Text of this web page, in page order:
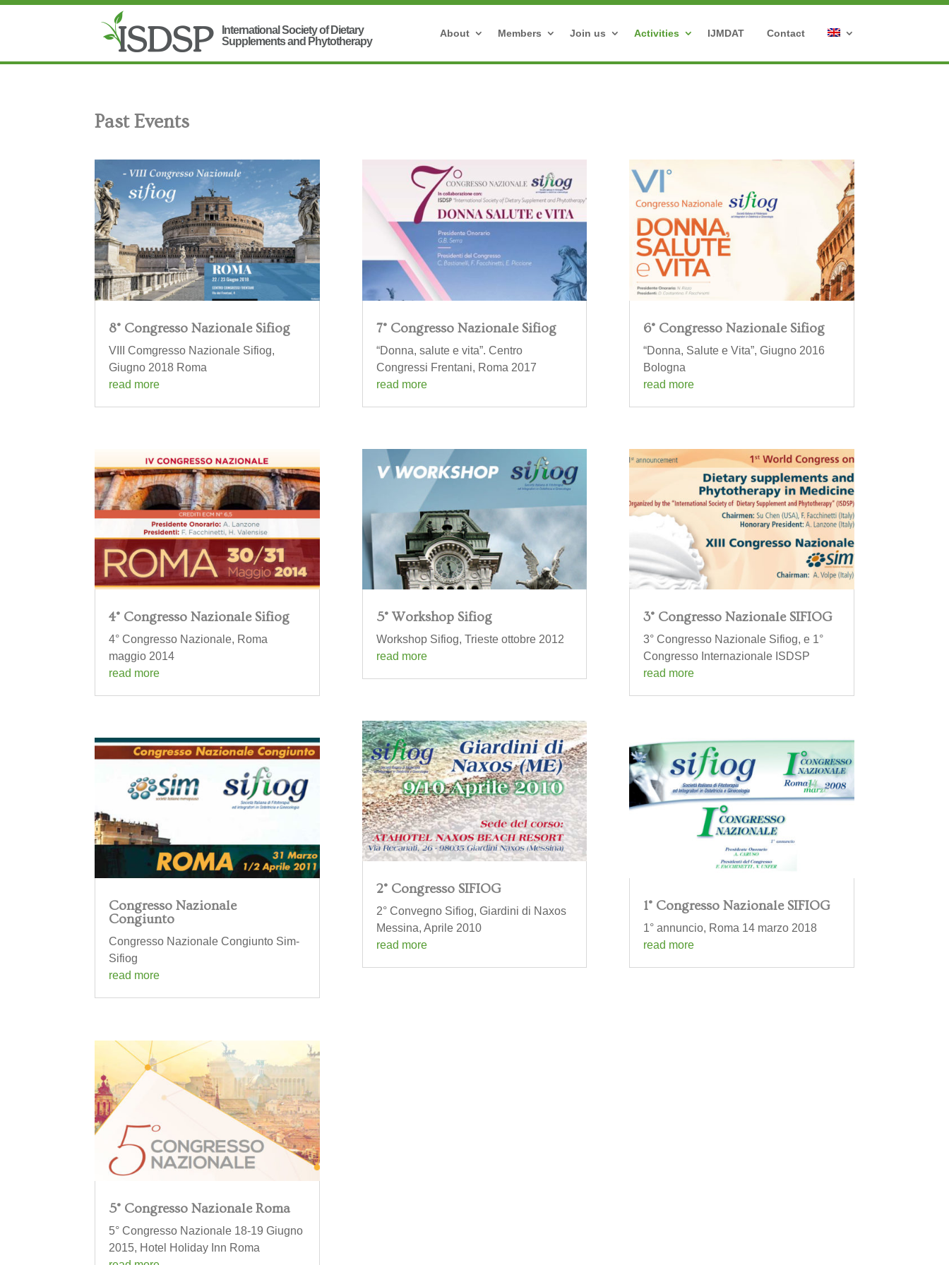
About Members Join us Activities IJMDAT Contact
Past Events
8° Congresso Nazionale Sifiog
VIII Comgresso Nazionale Sifiog,
Giugno 2018 Roma
read more
4° Congresso Nazionale Sifiog
4° Congresso Nazionale, Roma
maggio 2014
read more
Congresso Nazionale
Congiunto
Congresso Nazionale Congiunto Sim-
Sifiog
read more
5° Congresso Nazionale Roma
5° Congresso Nazionale 18-19 Giugno
2015, Hotel Holiday Inn Roma
7° Congresso Nazionale Sifiog
“Donna, salute e vita”. Centro
Congressi Frentani, Roma 2017
read more
5° Workshop Sifiog
Workshop Sifiog, Trieste ottobre 2012
read more
2° Congresso SIFIOG
2° Convegno Sifiog, Giardini di Naxos
Messina, Aprile 2010
read more
6° Congresso Nazionale Sifiog
“Donna, Salute e Vita”, Giugno 2016
Bologna
read more
3° Congresso Nazionale SIFIOG
3° Congresso Nazionale Sifiog, e 1°
Congresso Internazionale ISDSP
read more
1° Congresso Nazionale SIFIOG
1° annuncio, Roma 14 marzo 2018
read more